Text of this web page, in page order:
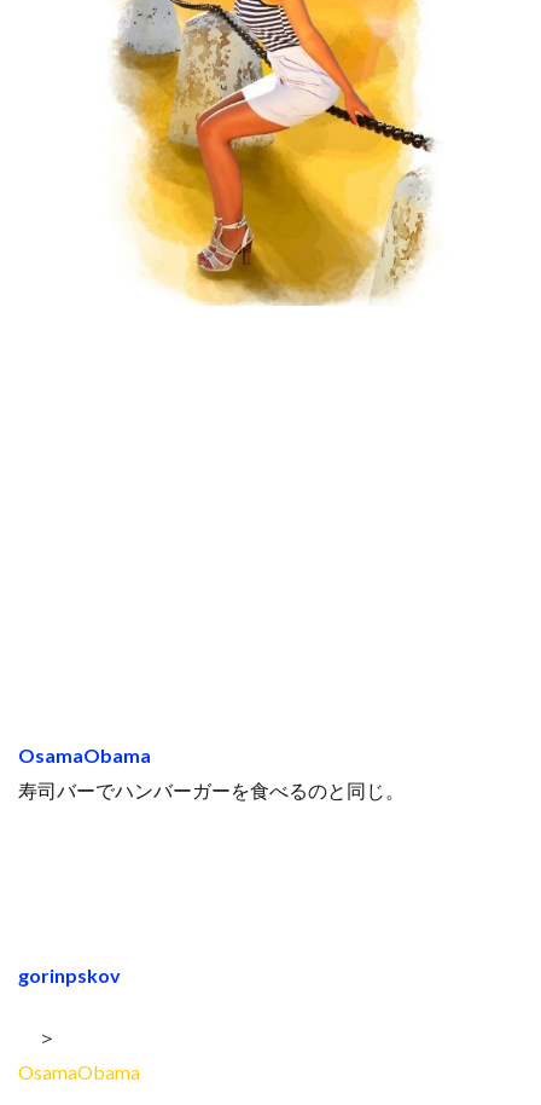
OsamaObama
寿司バーでハンバーガーを食べるのと同じ。
gorinpskov
＞
OsamaObama